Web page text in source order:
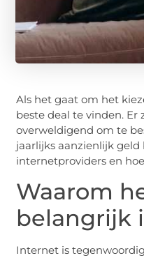
Als het gaat om het
beste deal te vinden.
overweldigend om te
jaarlijks aanzienlijk
internetproviders en
Waarom
belangrijk
Internet is